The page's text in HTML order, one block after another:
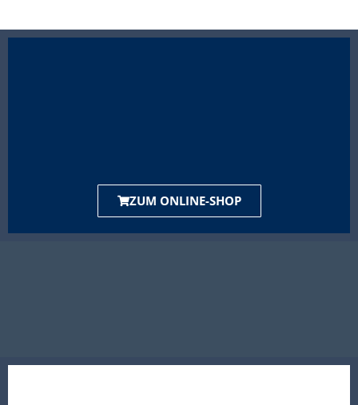
ZUM ONLINE-SHOP